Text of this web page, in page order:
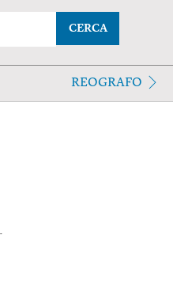
CERCA
REOGRAFO